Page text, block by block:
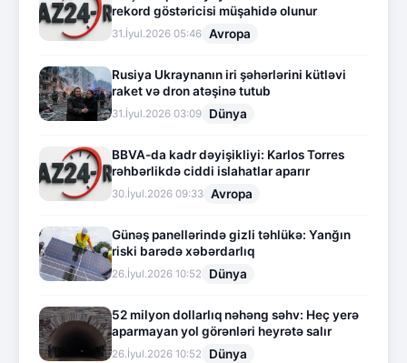
rekord göstəricisi müşahidə olunur
31.İyul.2026 05:46 Avropa
Rusiya Ukraynanın iri şəhərlərini kütləvi
raket və dron atəşinə tutub
31.İyul.2026 03:09 Dünya
BBVA-da kadr dəyişikliyi: Karlos Torres
rəhbərlikdə ciddi islahatlar aparır
30.İyul.2026 09:33 Avropa
Günəş panellərində gizli təhlükə: Yanğın
riski barədə xəbərdarlıq
26.İyul.2026 10:52 Dünya
52 milyon dollarlıq nəhəng səhv: Heç yerə
aparmayan yol görənləri heyrətə salır
26.İyul.2026 10:52 Dünya